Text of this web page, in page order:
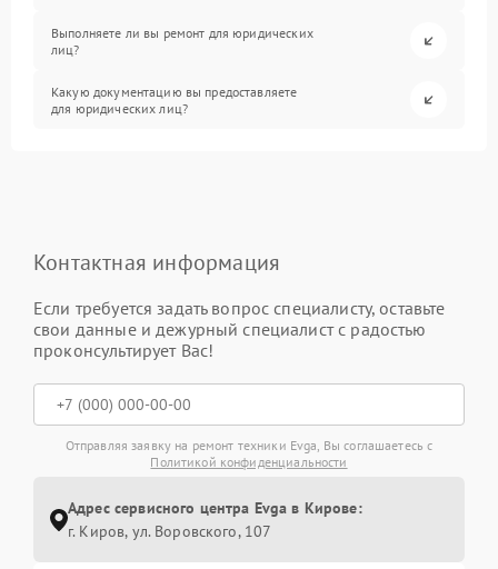
Выполняете ли вы ремонт для юридических
лиц?
Какую документацию вы предоставляете
для юридических лиц?
Контактная информация
Если требуется задать вопрос специалисту, оставьте
свои данные и дежурный специалист с радостью
проконсультирует Вас!
Отправляя заявку на ремонт техники Evga, Вы соглашаетесь с
Политикой конфиденциальности
Адрес сервисного центра Evga в Кирове:
г. Киров, ул. Воровского, 107